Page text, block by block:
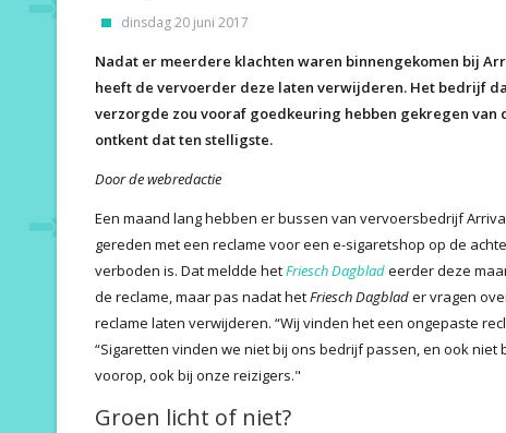
dinsdag 20 juni 2017
Nadat er meerdere klachten waren binnengekomen bij
heeft de vervoerder deze laten verwijderen. Het bedrijf
verzorgde zou vooraf goedkeuring hebben gekregen van
ontkent dat ten stelligste.
Door de webredactie
Een maand lang hebben er bussen van vervoersbedrijf
gereden met een reclame voor een e-sigaretshop op de
verboden is. Dat meldde hetFriesch Dagbladeerder deze
de reclame, maar pas nadat hetFriesch Dagblader vragen
reclame laten verwijderen. “Wij vinden het een ongepaste
“Sigaretten vinden we niet bij ons bedrijf passen, en ook
voorop, ook bij onze reizigers."
Groen licht of niet?